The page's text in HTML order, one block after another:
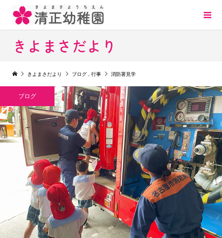
きよまさだより
きよまさだより ブログ 行事 消防署見学
ブログ